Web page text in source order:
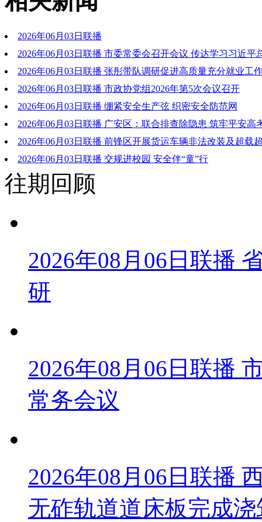
2026年06月03日联播
2026年06月03日联播 市委常委会召开会议 传达学习习近平
重要指示精神和中省有关会议文件精神 研究我市贯彻落实意见
2026年06月03日联播 张彤带队调研促进高质量充分就业工
持“三业”共育 强化精准服务 在高质量发展中培育更多就业增
2026年06月03日联播 市政协党组2026年第5次会议召开
2026年06月03日联播 绷紧安全生产弦 织密安全防范网
2026年06月03日联播 广安区：联合排查除隐患 筑牢平安高
2026年06月03日联播 前锋区开展货运车辆非法改装及超载
治行动2026年06月03日联播 交规进校园 安全伴“童”行
往期回顾
2026年08月06日联播
研
2026年08月06日联播
常务会议
2026年08月06日联播
无砟轨道道床板完成浇